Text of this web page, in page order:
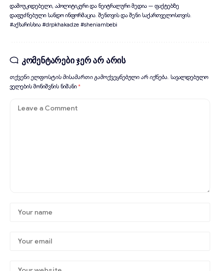
დამოუკიდებელი, აპოლიტიკური და ნეიტრალური მედია — ფაქტებზე
დაფუძნებული სანდო ინფორმაცია. შენთვის და შენი საქართველოსთვის.
#აქხარისხია #drpkhakadze #sheniambebi
კომენტარები ჯერ არ არის
თქვენი ელფოსტის მისამართი გამოქვეყნებული არ იქნება. სავალდებულო
ველების მონიშვნის ნიშანი *